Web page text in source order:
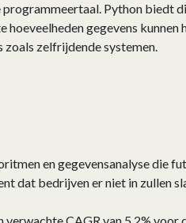
programmeertaal. Python biedt
gegevens kunnen
zelfrijdende systemen.
en gegevensanalyse die
dat bedrijven er niet in zullen